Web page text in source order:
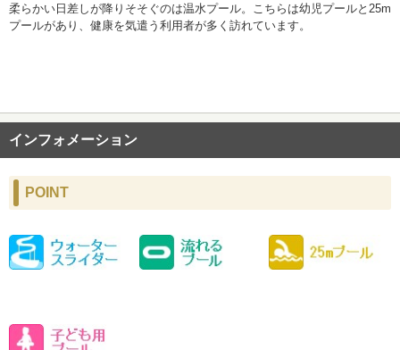
柔らかい日差しが降りそそぐのは温水プール。こちらは幼児プールと25m
プールがあり、 健康を気遣う利用者が多く訪れています。
インフォメーション
POINT